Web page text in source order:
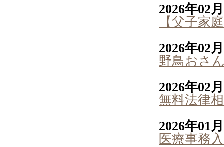
2026年02
【父子家
2026年02
野鳥おさ
2026年02
無料法律
2026年01
医療事務